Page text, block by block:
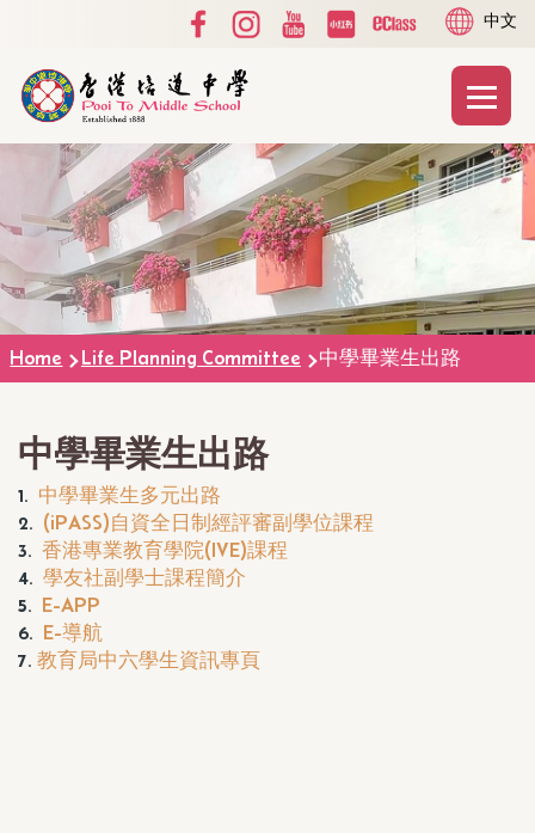
Social
Media
Top
Language
switcher
中文
Main
Breadcrumb
Home Life Planning Committee 中學畢業生出路
中學畢業生出路
1. 中學畢業生多元出路
2. (iPASS)自資全日制經評審副學位課程
3. 香港專業教育學院(IVE)課程
4. 學友社副學士課程簡介
5. E-APP
6. E-導航
7. 教育局中六學生資訊專頁